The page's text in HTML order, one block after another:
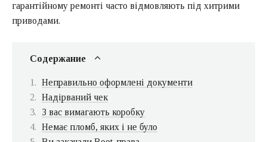
гарантійному ремонті часто відмовляють під хитрими
приводами.
Содержание
Неправильно оформлені документи
Надірваний чек
З вас вимагають коробку
Немає пломб, яких і не було